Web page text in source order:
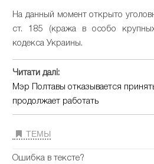
На данный момент открыто
ст. 185 (кража в особо крупных
кодекса Украины.
Читати далі:
Мэр Полтавы отказывается
продолжает работать
ТЕМЫ
Ошибка в тексте?